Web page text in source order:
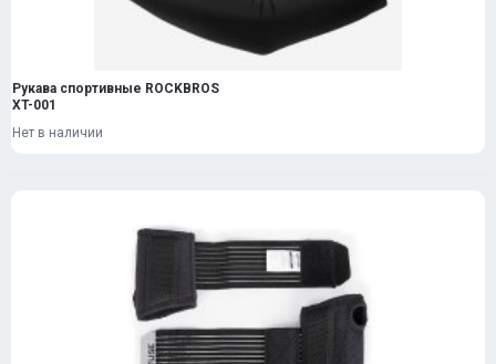
Рукава спортивные ROCKBROS
XT-001
Нет в наличии